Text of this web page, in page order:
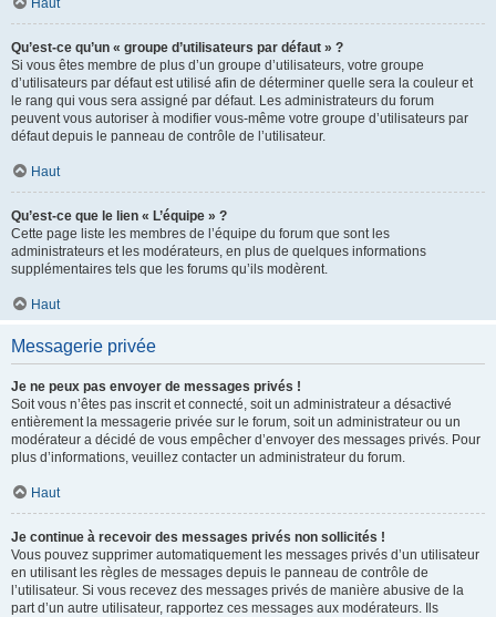
Haut
Qu’est-ce qu’un « groupe d’utilisateurs par défaut » ?
Si vous êtes membre de plus d’un groupe d’utilisateurs, votre groupe
d’utilisateurs par défaut est utilisé afin de déterminer quelle sera la couleur et
le rang qui vous sera assigné par défaut. Les administrateurs du forum
peuvent vous autoriser à modifier vous-même votre groupe d’utilisateurs par
défaut depuis le panneau de contrôle de l’utilisateur.
Haut
Qu’est-ce que le lien « L’équipe » ?
Cette page liste les membres de l’équipe du forum que sont les
administrateurs et les modérateurs, en plus de quelques informations
supplémentaires tels que les forums qu’ils modèrent.
Haut
Messagerie privée
Je ne peux pas envoyer de messages privés !
Soit vous n’êtes pas inscrit et connecté, soit un administrateur a désactivé
entièrement la messagerie privée sur le forum, soit un administrateur ou un
modérateur a décidé de vous empêcher d’envoyer des messages privés. Pour
plus d’informations, veuillez contacter un administrateur du forum.
Haut
Je continue à recevoir des messages privés non sollicités !
Vous pouvez supprimer automatiquement les messages privés d’un utilisateur
en utilisant les règles de messages depuis le panneau de contrôle de
l’utilisateur. Si vous recevez des messages privés de manière abusive de la
part d’un autre utilisateur, rapportez ces messages aux modérateurs. Ils